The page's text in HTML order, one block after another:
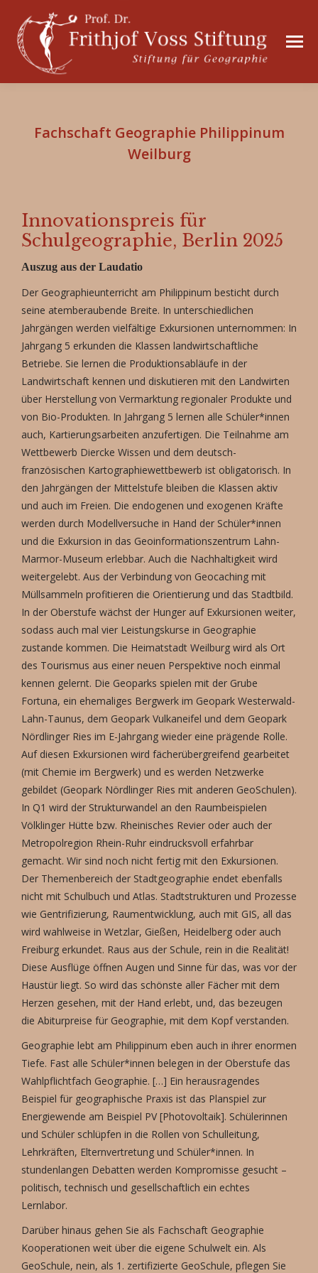
Fachschaft Geographie Philippinum
Weilburg
Innovationspreis für
Schulgeographie, Berlin 2025
Auszug aus der Laudatio
Der Geographieunterricht am Philippinum besticht durch
seine atemberaubende Breite. In unterschiedlichen
Jahrgängen werden vielfältige Exkursionen unternommen: In
Jahrgang 5 erkunden die Klassen landwirtschaftliche
Betriebe. Sie lernen die Produktionsabläufe in der
Landwirtschaft kennen und diskutieren mit den Landwirten
über Herstellung von Vermarktung regionaler Produkte und
von Bio-Produkten. In Jahrgang 5 lernen alle Schüler*innen
auch, Kartierungsarbeiten anzufertigen. Die Teilnahme am
Wettbewerb Diercke Wissen und dem deutsch-
französischen Kartographiewettbewerb ist obligatorisch. In
den Jahrgängen der Mittelstufe bleiben die Klassen aktiv
und auch im Freien. Die endogenen und exogenen Kräfte
werden durch Modellversuche in Hand der Schüler*innen
und die Exkursion in das Geoinformationszentrum Lahn-
Marmor-Museum erlebbar. Auch die Nachhaltigkeit wird
weitergelebt. Aus der Verbindung von Geocaching mit
Müllsammeln profitieren die Orientierung und das Stadtbild.
In der Oberstufe wächst der Hunger auf Exkursionen weiter,
sodass auch mal vier Leistungskurse in Geographie
zustande kommen. Die Heimatstadt Weilburg wird als Ort
des Tourismus aus einer neuen Perspektive noch einmal
kennen gelernt. Die Geoparks spielen mit der Grube
Fortuna, ein ehemaliges Bergwerk im Geopark Westerwald-
Lahn-Taunus, dem Geopark Vulkaneifel und dem Geopark
Nördlinger Ries im E-Jahrgang wieder eine prägende Rolle.
Auf diesen Exkursionen wird fächerübergreifend gearbeitet
(mit Chemie im Bergwerk) und es werden Netzwerke
gebildet (Geopark Nördlinger Ries mit anderen GeoSchulen).
In Q1 wird der Strukturwandel an den Raumbeispielen
Völklinger Hütte bzw. Rheinisches Revier oder auch der
Metropolregion Rhein-Ruhr eindrucksvoll erfahrbar
gemacht. Wir sind noch nicht fertig mit den Exkursionen.
Der Themenbereich der Stadtgeographie endet ebenfalls
nicht mit Schulbuch und Atlas. Stadtstrukturen und Prozesse
wie Gentrifizierung, Raumentwicklung, auch mit GIS, all das
wird wahlweise in Wetzlar, Gießen, Heidelberg oder auch
Freiburg erkundet. Raus aus der Schule, rein in die Realität!
Diese Ausflüge öffnen Augen und Sinne für das, was vor der
Haustür liegt. So wird das schönste aller Fächer mit dem
Herzen gesehen, mit der Hand erlebt, und, das bezeugen
die Abiturpreise für Geographie, mit dem Kopf verstanden.
Geographie lebt am Philippinum eben auch in ihrer enormen
Tiefe. Fast alle Schüler*innen belegen in der Oberstufe das
Wahlpflichtfach Geographie. […] Ein herausragendes
Beispiel für geographische Praxis ist das Planspiel zur
Energiewende am Beispiel PV [Photovoltaik]. Schülerinnen
und Schüler schlüpfen in die Rollen von Schulleitung,
Lehrkräften, Elternvertretung und Schüler*innen. In
stundenlangen Debatten werden Kompromisse gesucht –
politisch, technisch und gesellschaftlich ein echtes
Lernlabor.
Darüber hinaus gehen Sie als Fachschaft Geographie
Kooperationen weit über die eigene Schulwelt ein. Als
GeoSchule, nein, als 1. zertifizierte GeoSchule, pflegen Sie